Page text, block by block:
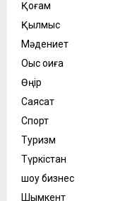
Қоғам
Қылмыс
Мәдениет
Оқыс оқиға
Өңір
Саясат
Спорт
Туризм
Түркістан
шоу бизнес
Шымкент